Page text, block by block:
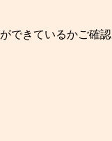
できているかご確認